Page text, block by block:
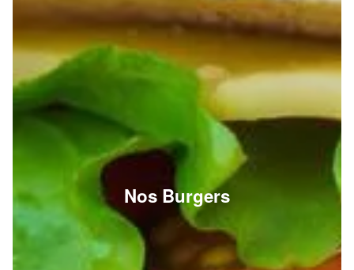
Nos Burgers